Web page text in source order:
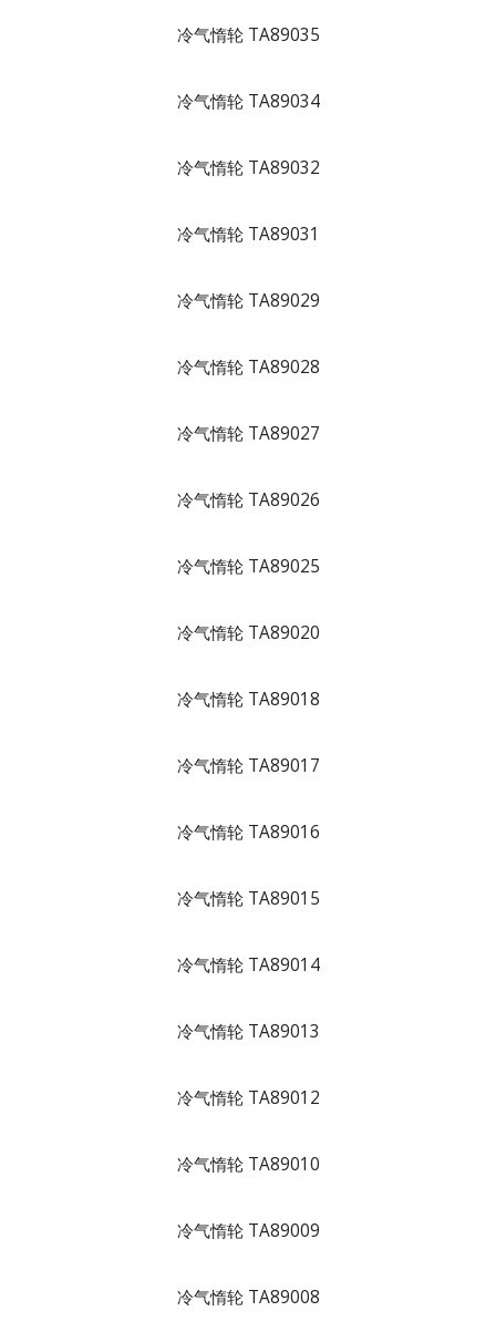
冷气惰轮 TA89035
冷气惰轮 TA89034
冷气惰轮 TA89032
冷气惰轮 TA89031
冷气惰轮 TA89029
冷气惰轮 TA89028
冷气惰轮 TA89027
冷气惰轮 TA89026
冷气惰轮 TA89025
冷气惰轮 TA89020
冷气惰轮 TA89018
冷气惰轮 TA89017
冷气惰轮 TA89016
冷气惰轮 TA89015
冷气惰轮 TA89014
冷气惰轮 TA89013
冷气惰轮 TA89012
冷气惰轮 TA89010
冷气惰轮 TA89009
冷气惰轮 TA89008